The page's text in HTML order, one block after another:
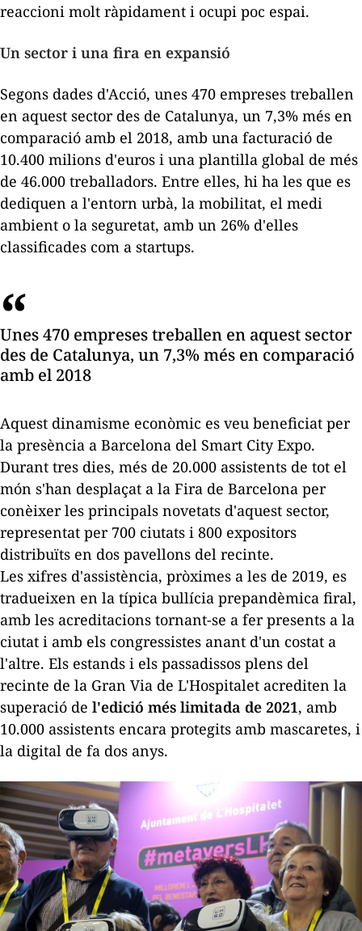
reaccioni molt ràpidament i ocupi poc espai.
Un sector i una fira en expansió
Segons dades d'Acció, unes 470 empreses treballen
en aquest sector des de Catalunya, un 7,3% més en
comparació amb el 2018, amb una facturació de
10.400 milions d'euros i una plantilla global de més
de 46.000 treballadors. Entre elles, hi ha les que es
dediquen a l'entorn urbà, la mobilitat, el medi
ambient o la seguretat, amb un 26% d'elles
classificades com a startups.
Unes 470 empreses treballen en aquest sector
des de Catalunya, un 7,3% més en comparació
amb el 2018
Aquest dinamisme econòmic es veu beneficiat per
la presència a Barcelona del Smart City Expo.
Durant tres dies, més de 20.000 assistents de tot el
món s'han desplaçat a la Fira de Barcelona per
conèixer les principals novetats d'aquest sector,
representat per 700 ciutats i 800 expositors
distribuïts en dos pavellons del recinte.
Les xifres d'assistència, pròximes a les de 2019, es
tradueixen en la típica bullícia prepandèmica firal,
amb les acreditacions tornant-se a fer presents a la
ciutat i amb els congressistes anant d'un costat a
l'altre. Els estands i els passadissos plens del
recinte de la Gran Via de L'Hospitalet acrediten la
superació de l'edició més limitada de 2021, amb
10.000 assistents encara protegits amb mascaretes, i
la digital de fa dos anys.